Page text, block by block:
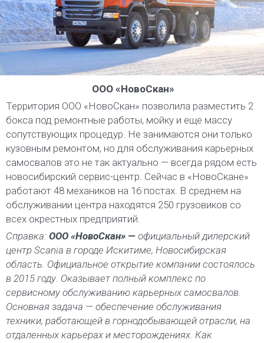
ООО «НовоСкан»
Территория ООО «НовоСкан» позволила разместить 2
бокса под ремонтные работы, мойку и еще массу
сопутствующих процедур. Не занимаются они только
кузовным ремонтом, но для обслуживания карьерных
самосвалов это не так актуально — всегда рядом есть
новосибирский сервис-центр. Сейчас в «НовоСкане»
работают 48 механиков на 16 постах. В среднем на
обслуживании центра находятся 250 грузовиков со
всех окрестных предприятий.
Справка: ООО «НовоСкан» — официальный дилерский
центр Scania в городе Искитиме, Новосибирская
область. Официальное открытие компании состоялось
в 2015 году. Оказывает полный комплекс по
сервисному обслуживанию карьерных самосвалов.
Основная задача — обеспечение обслуживания
техники, работающей в горнодобывающей отрасли, на
отдаленных карьерах и месторождениях. Как